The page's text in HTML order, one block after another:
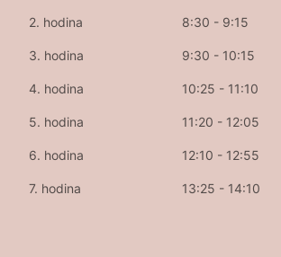
2. hodina 8:30 - 9:15
3. hodina 9:30 - 10:15
4. hodina 10:25 - 11:10
5. hodina 11:20 - 12:05
6. hodina 12:10 - 12:55
7. hodina 13:25 - 14:10